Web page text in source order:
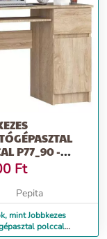
P77_90 -
Ft
Pepita
mint Jobbkezes
polccal